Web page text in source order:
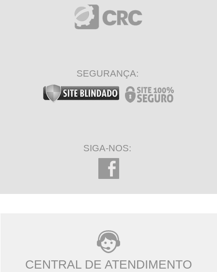
SEGURANÇA:
SIGA-NOS:
CENTRAL DE ATENDIMENTO